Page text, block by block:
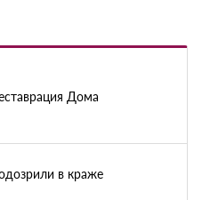
Дома
в краже